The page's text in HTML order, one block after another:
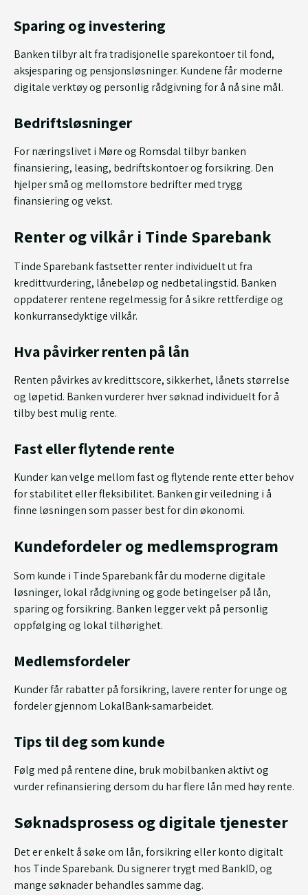
Sparing og investering
Banken tilbyr alt fra tradisjonelle sparekontoer til fond,
aksjesparing og pensjonsløsninger. Kundene får moderne
digitale verktøy og personlig rådgivning for å nå sine mål.
Bedriftsløsninger
For næringslivet i Møre og Romsdal tilbyr banken
finansiering, leasing, bedriftskontoer og forsikring. Den
hjelper små og mellomstore bedrifter med trygg
finansiering og vekst.
Renter og vilkår i Tinde Sparebank
Tinde Sparebank fastsetter renter individuelt ut fra
kredittvurdering, lånebeløp og nedbetalingstid. Banken
oppdaterer rentene regelmessig for å sikre rettferdige og
konkurransedyktige vilkår.
Hva påvirker renten på lån
Renten påvirkes av kredittscore, sikkerhet, lånets størrelse
og løpetid. Banken vurderer hver søknad individuelt for å
tilby best mulig rente.
Fast eller flytende rente
Kunder kan velge mellom fast og flytende rente etter behov
for stabilitet eller fleksibilitet. Banken gir veiledning i å
finne løsningen som passer best for din økonomi.
Kundefordeler og medlemsprogram
Som kunde i Tinde Sparebank får du moderne digitale
løsninger, lokal rådgivning og gode betingelser på lån,
sparing og forsikring. Banken legger vekt på personlig
oppfølging og lokal tilhørighet.
Medlemsfordeler
Kunder får rabatter på forsikring, lavere renter for unge og
fordeler gjennom LokalBank-samarbeidet.
Tips til deg som kunde
Følg med på rentene dine, bruk mobilbanken aktivt og
vurder refinansiering dersom du har flere lån med høy rente.
Søknadsprosess og digitale tjenester
Det er enkelt å søke om lån, forsikring eller konto digitalt
hos Tinde Sparebank. Du signerer trygt med BankID, og
mange søknader behandles samme dag.